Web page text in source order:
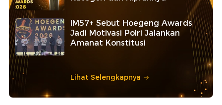
IM57+ Sebut Hoegeng Awards
Jadi Motivasi Polri Jalankan
Amanat Konstitusi
Lihat Selengkapnya